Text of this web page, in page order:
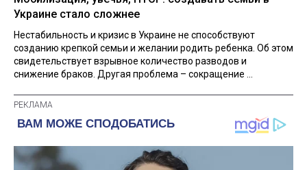
Украине стало сложнее
Нестабильность и кризис в Украине не способствуют
созданию крепкой семьи и желании родить ребенка. Об этом
свидетельствует взрывное количество разводов и
снижение браков. Другая проблема – сокращение ...